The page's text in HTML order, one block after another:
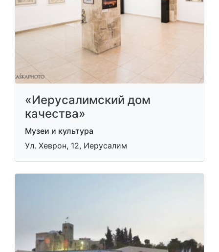
«Иерусалимский дом
качества»
Музеи и культура
Ул. Хеврон, 12, Иерусалим